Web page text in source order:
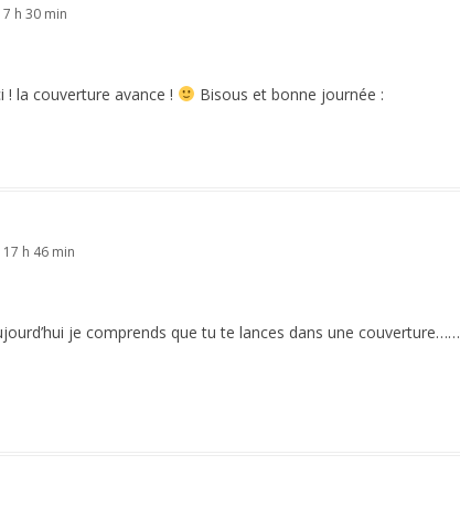
h 30 min
! la couverture avance ! Bisous et bonne journée :
h 46 min
je comprends que tu te lances dans une couverture……